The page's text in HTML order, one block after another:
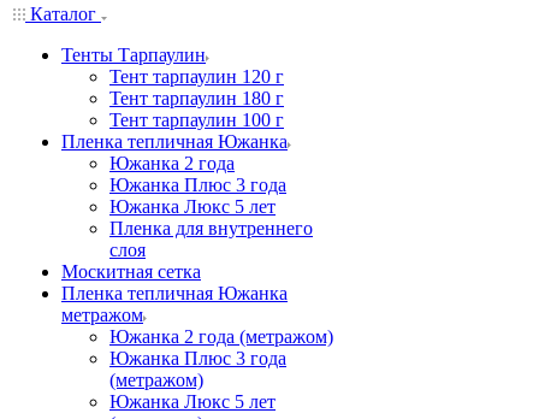
Каталог
Тенты Тарпаулин
Тент тарпаулин 120 г
Тент тарпаулин 180 г
Тент тарпаулин 100 г
Пленка тепличная Южанка
Южанка 2 года
Южанка Плюс 3 года
Южанка Люкс 5 лет
Пленка для внутреннего
слоя
Москитная сетка
Пленка тепличная Южанка
метражом
Южанка 2 года (метражом)
Южанка Плюс 3 года
(метражом)
Южанка Люкс 5 лет